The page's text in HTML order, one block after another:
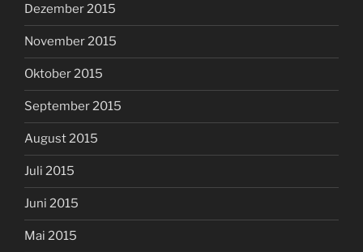
Dezember 2015
November 2015
Oktober 2015
September 2015
August 2015
Juli 2015
Juni 2015
Mai 2015